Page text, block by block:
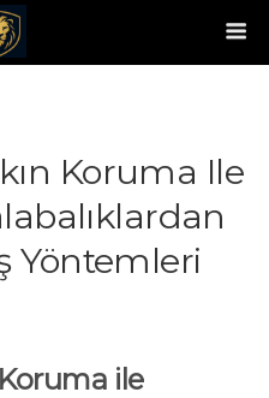
Koruma Ile
Yöntemleri
ile